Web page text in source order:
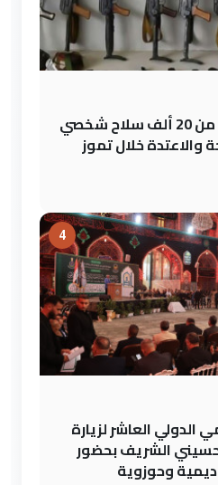
الداخلية: تسجيل أكثر من 20 ألف سلاح شخصي
والاعتدة خلال تموز
4
الدولي العاشر لزيارة
الشريف بحضور
وحوزوية